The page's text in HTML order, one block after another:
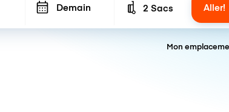
Demain Number of bags
2 Sacs Aller!
Mon